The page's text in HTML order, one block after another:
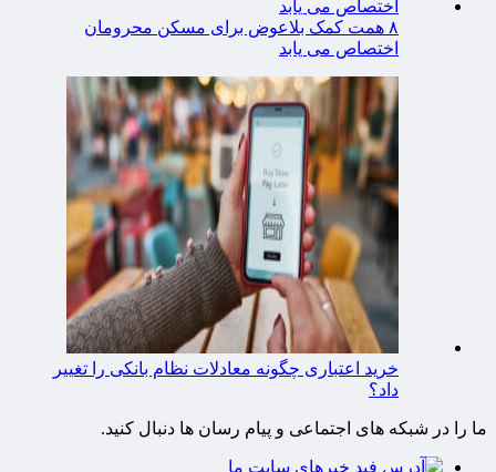
۸ همت کمک بلاعوض برای مسکن محرومان
اختصاص می یابد
خرید اعتباری چگونه معادلات نظام بانکی را تغییر
داد؟
ما را در شبکه های اجتماعی و پیام رسان ها دنبال کنید.